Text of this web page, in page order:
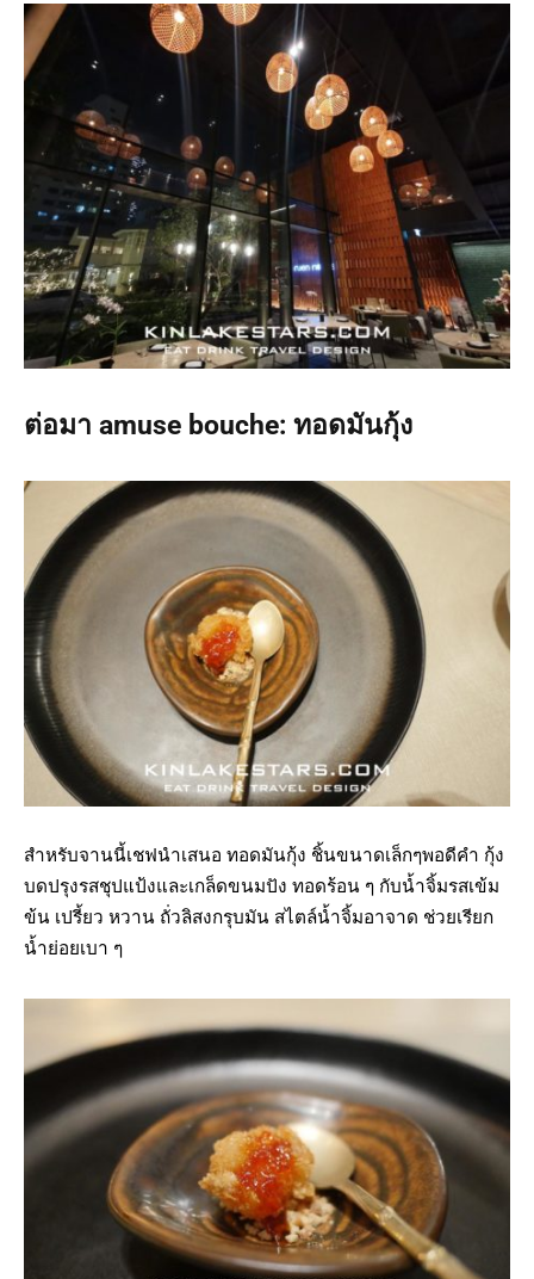
ต่อมา amuse bouche: ทอดมันกุ้ง
สำหรับจานนี้เชฟนำเสนอ ทอดมันกุ้ง ชิ้นขนาดเล็กๆพอดีคำ กุ้ง
บดปรุงรสชุปแป้งและเกล็ดขนมปัง ทอดร้อน ๆ กับน้ำจิ้มรสเข้ม
ข้น เปรี้ยว หวาน ถั่วลิสงกรุบมัน สไตล์น้ำจิ้มอาจาด ช่วยเรียก
น้ำย่อยเบา ๆ